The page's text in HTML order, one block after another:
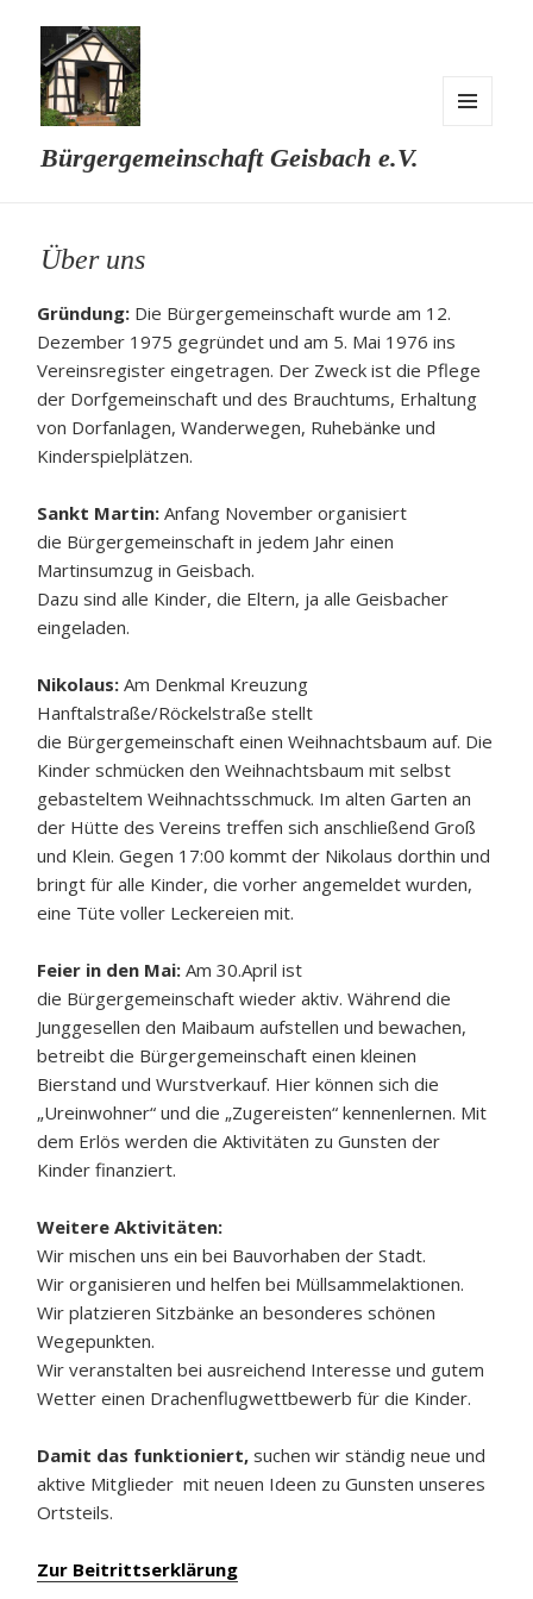
Bürgergemeinschaft Geisbach e.V.
Über uns
Gründung: Die Bürgergemeinschaft wurde am 12.
Dezember 1975 gegründet und am 5. Mai 1976 ins
Vereinsregister eingetragen. Der Zweck ist die Pflege
der Dorfgemeinschaft und des Brauchtums, Erhaltung
von Dorfanlagen, Wanderwegen, Ruhebänke und
Kinderspielplätzen.
Sankt Martin: Anfang November organisiert
die Bürgergemeinschaft in jedem Jahr einen
Martinsumzug in Geisbach.
Dazu sind alle Kinder, die Eltern, ja alle Geisbacher
eingeladen.
Nikolaus: Am Denkmal Kreuzung
Hanftalstraße/Röckelstraße stellt
die Bürgergemeinschaft einen Weihnachtsbaum auf. Die
Kinder schmücken den Weihnachtsbaum mit selbst
gebasteltem Weihnachtsschmuck. Im alten Garten an
der Hütte des Vereins treffen sich anschließend Groß
und Klein. Gegen 17:00 kommt der Nikolaus dorthin und
bringt für alle Kinder, die vorher angemeldet wurden,
eine Tüte voller Leckereien mit.
Feier in den Mai: Am 30.April ist
die Bürgergemeinschaft wieder aktiv. Während die
Junggesellen den Maibaum aufstellen und bewachen,
betreibt die Bürgergemeinschaft einen kleinen
Bierstand und Wurstverkauf. Hier können sich die
„Ureinwohner“ und die „Zugereisten“ kennenlernen. Mit
dem Erlös werden die Aktivitäten zu Gunsten der
Kinder finanziert.
Weitere Aktivitäten:
Wir mischen uns ein bei Bauvorhaben der Stadt.
Wir organisieren und helfen bei Müllsammelaktionen.
Wir platzieren Sitzbänke an besonderes schönen
Wegepunkten.
Wir veranstalten bei ausreichend Interesse und gutem
Wetter einen Drachenflugwettbewerb für die Kinder.
Damit das funktioniert,suchen wir ständig neue und
aktive Mitglieder mit neuen Ideen zu Gunsten unseres
Ortsteils.
Zur Beitrittserklärung